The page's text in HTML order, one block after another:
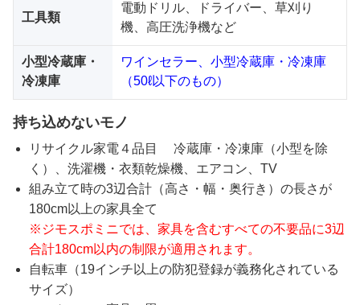
工具類
電動ドリル、ドライバー、草刈り
機、高圧洗浄機など
小型冷蔵庫・
冷凍庫
ワインセラー、小型冷蔵庫・冷凍庫
（50ℓ以下のもの）
持ち込めないモノ
リサイクル家電４品目 冷蔵庫・冷凍庫（小型を除
く）、洗濯機・衣類乾燥機、エアコン、TV
組み立て時の3辺合計（高さ・幅・奥行き）の長さが
180cm以上の家具全て
※ジモスポミニでは、家具を含むすべての不要品に3辺
合計180cm以内の制限が適用されます。
自転車（19インチ以上の防犯登録が義務化されている
サイズ）